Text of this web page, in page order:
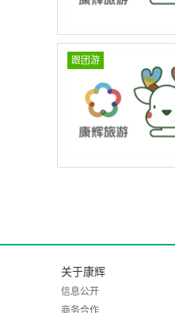
跟团游
关于康辉
信息公开
商务合作